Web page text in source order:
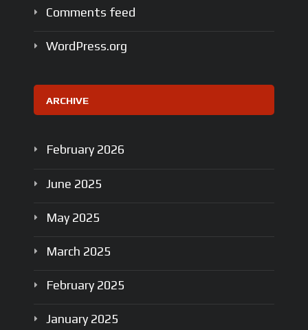
Comments feed
WordPress.org
ARCHIVE
February 2026
June 2025
May 2025
March 2025
February 2025
January 2025